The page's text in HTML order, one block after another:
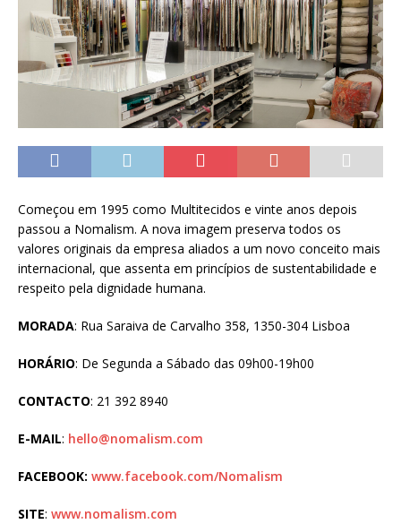
Começou em 1995 como Multitecidos e vinte anos depois
passou a Nomalism. A nova imagem preserva todos os
valores originais da empresa aliados a um novo conceito mais
internacional, que assenta em princípios de sustentabilidade e
respeito pela dignidade humana.
MORADA: Rua Saraiva de Carvalho 358, 1350-304 Lisboa
HORÁRIO: De Segunda a Sábado das 09h00-19h00
CONTACTO: 21 392 8940
E-MAIL: hello@nomalism.com
FACEBOOK: www.facebook.com/Nomalism
SITE: www.nomalism.com